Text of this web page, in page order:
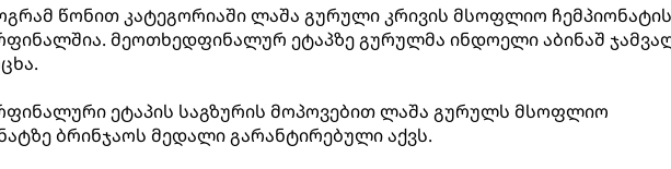
წონით კატეგორიაში ლაშა გურული კრივის მსოფლიო ჩემპიონატის
მეოთხედფინალურ ეტაპზე გურულმა ინდოელი აბინაშ
ეტაპის საგზურის მოპოვებით ლაშა გურულს მსოფლიო
ბრინჯაოს მედალი გარანტირებული აქვს.